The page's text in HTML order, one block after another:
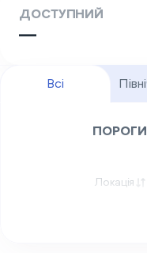
ДОСТУПНИЙ
—
Всі
Локація